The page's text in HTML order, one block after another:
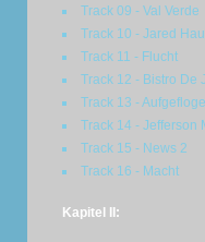
Track 09 - Val Verde
Track 10 - Jared
Track 11 - Flucht
Track 12 - Bistro De
Track 13 -
Track 14 - Jefferson
Track 15 - News 2
Track 16 - Macht
Kapitel II: